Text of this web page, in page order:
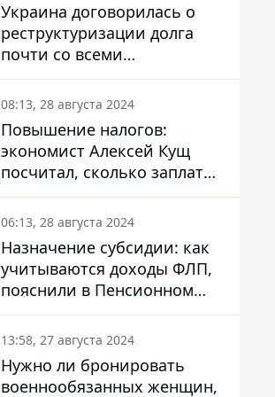
Украина договорилась о
реструктуризации долга
почти со всеми
держателями
еврооблигаций: что это
значит для страны
08:13, 28 августа 2024
Повышение налогов:
экономист Алексей Кущ
посчитал, сколько заплатит
каждый украинец
06:13, 28 августа 2024
Назначение субсидии: как
учитываются доходы ФЛП,
пояснили в Пенсионном
фонде
13:58, 27 августа 2024
Нужно ли бронировать
военнообязанных женщин,